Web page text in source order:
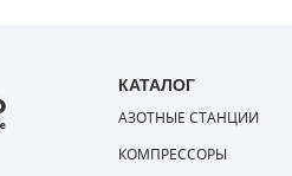
КАТАЛОГ
АЗОТНЫЕ СТАНЦИИ
КОМПРЕССОРЫ